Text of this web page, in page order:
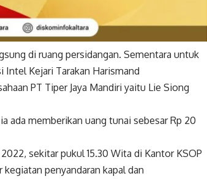
di ruang persidangan. Sementara untuk
Intel Kejari Tarakan Harismand
PT Tiper Jaya Mandiri yaitu Lie Siong
ada memberikan uang tunai sebesar Rp 20
sekitar pukul 15.30 Wita di Kantor KSOP
penyandaran kapal dan